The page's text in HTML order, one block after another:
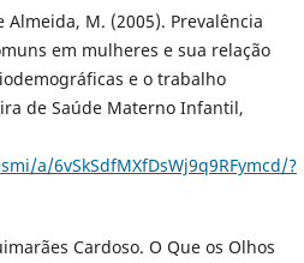
Almeida, M. (2005). Prevalência
em mulheres e sua relação
e o trabalho
de Saúde Materno Infantil,
a/6vSkSdfMXfDsWj9q9RFymcd/?
Cardoso. O Que os Olhos